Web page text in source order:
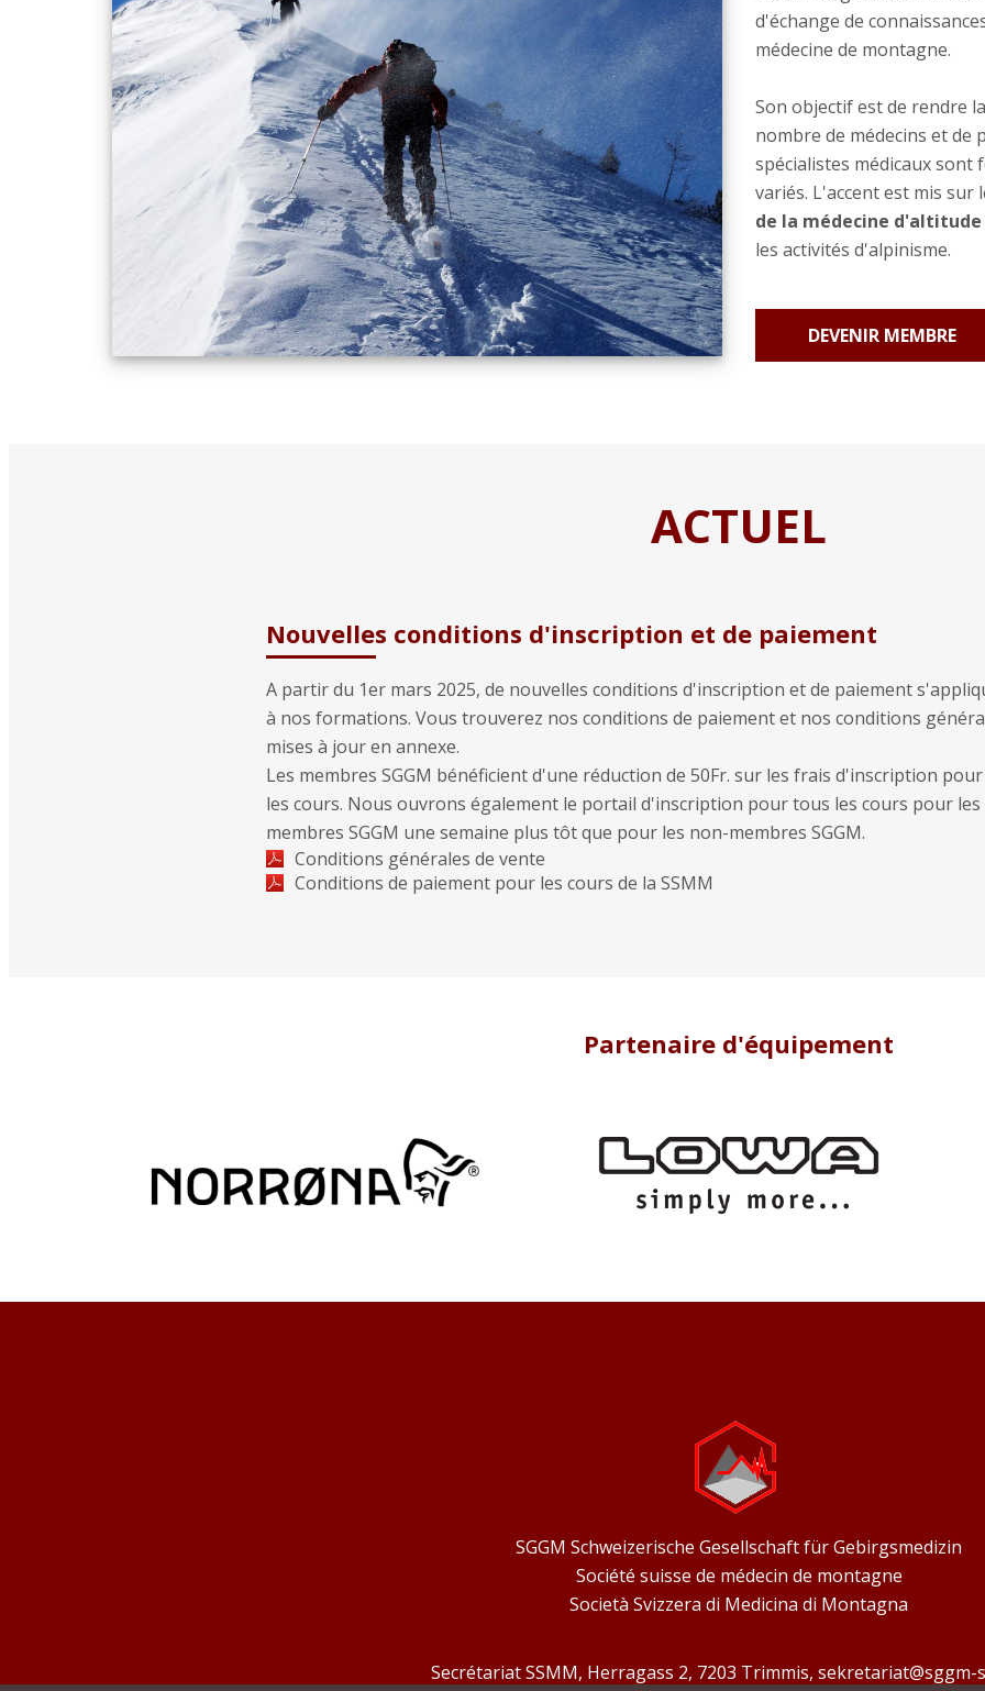
d'échange de
médecine de montagne.
Son objectif est de rendre
nombre de médecins et de
spécialistes médicaux sont
variés. L'accent est mis sur
de la médecine
les activités d'alpinisme.
DEVENIR MEMBRE
ACTUEL
Nouvelles conditions d'inscription et de paiement
A partir du 1er mars 2025, de nouvelles conditions d'inscription et de paiement
à nos formations. Vous trouverez nos conditions de paiement et nos conditions
mises à jour en annexe.
Les membres SGGM bénéficient d'une réduction de 50Fr. sur les frais d'inscription
les cours. Nous ouvrons également le portail d'inscription pour tous les cours pour les
membres SGGM une semaine plus tôt que pour les non-membres SGGM.
Conditions générales de vente
Conditions de paiement pour les cours de la SSMM
Partenaire d'équipement
SGGM Schweizerische Gesellschaft für Gebirgsmedizin
Société suisse de médecin de montagne
Società Svizzera di Medicina di Montagna
Secrétariat SSMM, Herragass 2, 7203 Trimmis, sekretariat@sggm-